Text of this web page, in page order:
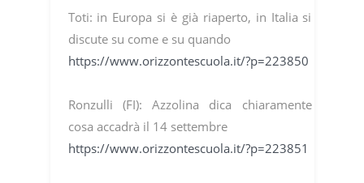
Toti: in Europa si è già riaperto, in Italia si
discute su come e su quando
https://www.orizzontescuola.it/?p=223850
Ronzulli (FI): Azzolina dica chiaramente
cosa accadrà il 14 settembre
https://www.orizzontescuola.it/?p=223851